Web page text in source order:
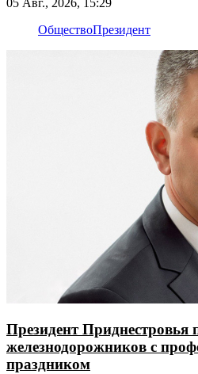
ОбществоПрезидент
Президент Приднестровья
железнодорожников с
праздником